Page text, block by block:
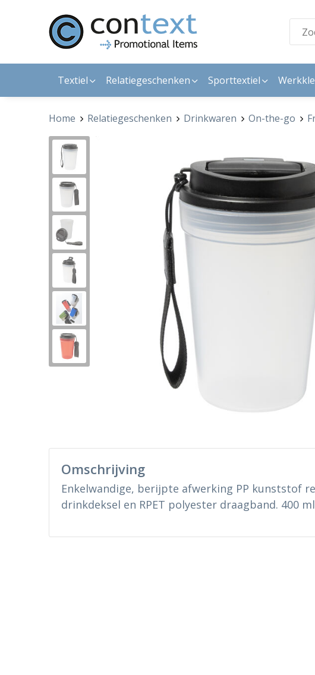
Textiel Relatiegeschenken Sporttextiel
Home Relatiegeschenken Drinkwaren On-the-go
Omschrijving
Enkelwandige, berijpte afwerking PP kunststof
drinkdeksel en RPET polyester draagband. 400